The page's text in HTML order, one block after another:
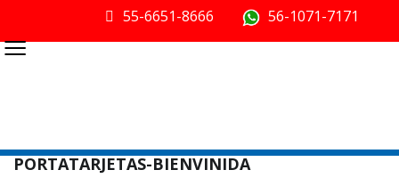
55-6651-8666 56-1071-7171
≡
PORTATARJETAS-BIENVINIDA